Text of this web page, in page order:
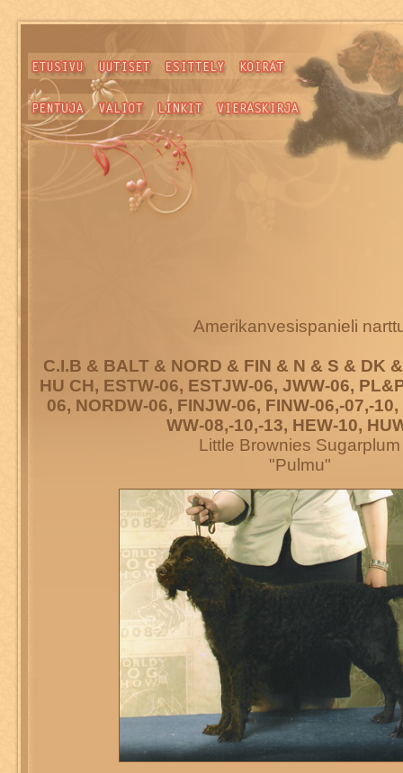
Amerikanvesispanieli
C.I.B & BALT & NORD & FIN & N & S & DK
HU CH, ESTW-06, ESTJW-06, JWW-06,
06, NORDW-06, FINJW-06, FINW-06,-07,-
WW-08,-10,-13, HEW-10,
Little Brownies Sugarplum
"Pulmu"